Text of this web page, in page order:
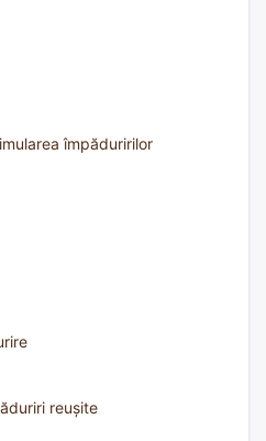
împăduririlor
reușite